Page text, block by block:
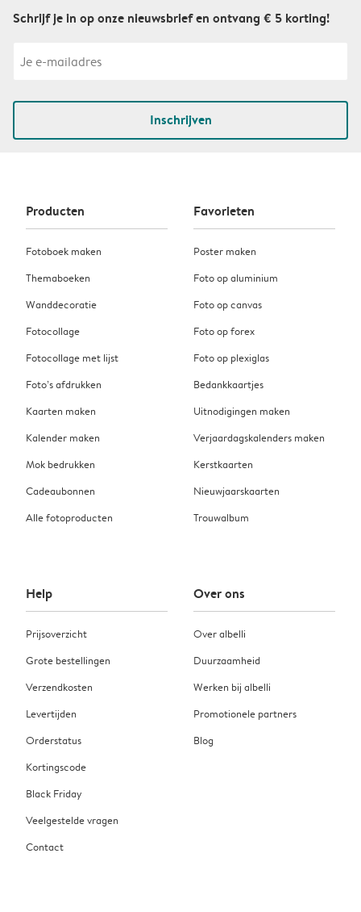
Schrijf je in op onze nieuwsbrief en ontvang € 5 korting!
Inschrijven
Producten
Fotoboek maken
Themaboeken
Wanddecoratie
Fotocollage
Fotocollage met lijst
Foto’s afdrukken
Kaarten maken
Kalender maken
Mok bedrukken
Cadeaubonnen
Alle fotoproducten
Favorieten
Poster maken
Foto op aluminium
Foto op canvas
Foto op forex
Foto op plexiglas
Bedankkaartjes
Uitnodigingen maken
Verjaardagskalenders maken
Kerstkaarten
Nieuwjaarskaarten
Trouwalbum
Help
Prijsoverzicht
Grote bestellingen
Verzendkosten
Levertijden
Orderstatus
Kortingscode
Black Friday
Veelgestelde vragen
Contact
Over ons
Over albelli
Duurzaamheid
Werken bij albelli
Promotionele partners
Blog